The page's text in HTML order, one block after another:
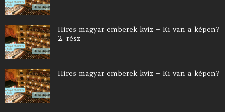
Híres magyar emberek kvíz – Ki van a képen?
2. rész
Híres magyar emberek kvíz – Ki van a képen?